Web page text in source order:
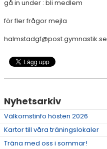
gå in under : bli medlem
för fler frågor mejla
halmstadgf@post.gymnastik.se
Nyhetsarkiv
Välkomstinfo hösten 2026
Kartor till våra träningslokaler
Träna med oss i sommar!